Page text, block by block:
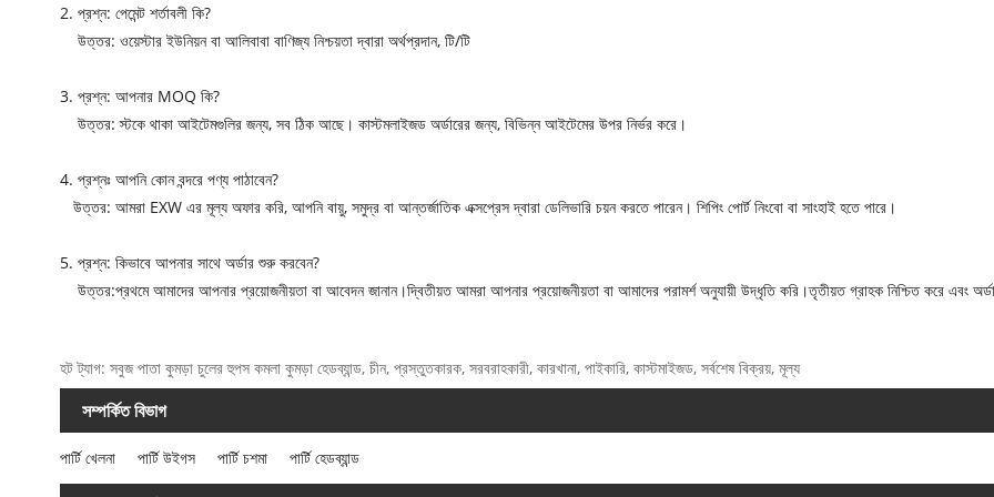
2. প্রশ্ন: পেমেন্ট শর্তাবলী কি?
উত্তর: ওয়েস্টার ইউনিয়ন বা আলিবাবা বাণিজ্য নিশ্চয়তা দ্বারা অর্থপ্রদান, টি/টি
3. প্রশ্ন: আপনার MOQ কি?
উত্তর: স্টকে থাকা আইটেমগুলির জন্য, সব ঠিক আছে। কাস্টমলাইজড অর্ডারের জন্য, বিভিন্ন আইটেমের উপর নির্ভর করে।
4. প্রশ্নঃ আপনি কোন বন্দরে পণ্য পাঠাবেন?
উত্তর: আমরা EXW এর মূল্য অফার করি, আপনি বায়ু, সমুদ্র বা আন্তর্জাতিক এক্সপ্রেস দ্বারা ডেলিভারি চয়ন করতে পারেন। শিপিং পোর্ট নিংবো বা সাংহাই হতে পারে।
5. প্রশ্ন: কিভাবে আপনার সাথে অর্ডার শুরু করবেন?
উত্তর:প্রথমে আমাদের আপনার প্রয়োজনীয়তা বা আবেদন জানান।দ্বিতীয়ত আমরা আপনার প্রয়োজনীয়তা বা আমাদের পরামর্শ অনুযায়ী উদ্ধৃতি করি।তৃতীয়ত গ্রাহক নিশ্চিত করে এবং
হট ট্যাগ: সবুজ পাতা কুমড়া চুলের হুপস কমলা কুমড়া হেডব্যান্ড, চীন, প্রস্তুতকারক, সরবরাহকারী, কারখানা, পাইকারি, কাস্টমাইজড, সর্বশেষ বিক্রয়, মূল্য
সম্পর্কিত বিভাগ
পার্টি খেলনা পার্টি উইগস পার্টি চশমা পার্টি হেডব্যান্ড